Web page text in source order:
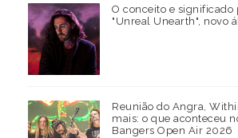
O conceito e significado
"Unreal Unearth", novo
Reunião do Angra,
mais: o que aconteceu
Bangers Open Air 2026